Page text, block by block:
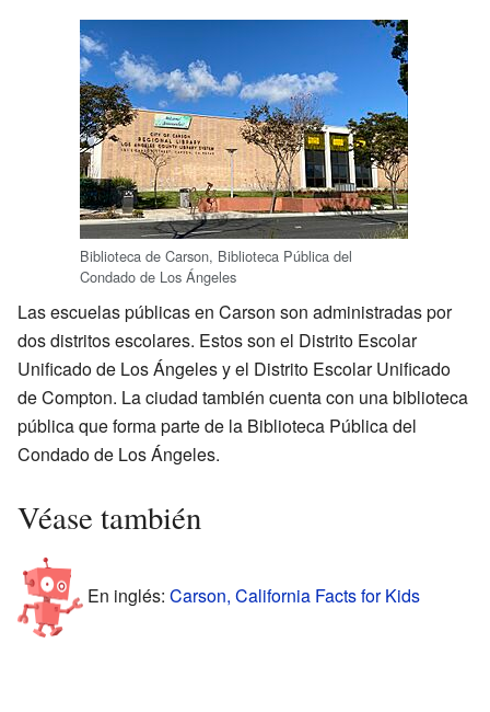
Biblioteca de Carson, Biblioteca Pública del
Condado de Los Ángeles
Las escuelas públicas en Carson son administradas por
dos distritos escolares. Estos son el Distrito Escolar
Unificado de Los Ángeles y el Distrito Escolar Unificado
de Compton. La ciudad también cuenta con una biblioteca
pública que forma parte de la Biblioteca Pública del
Condado de Los Ángeles.
Véase también
En inglés: Carson, California Facts for Kids